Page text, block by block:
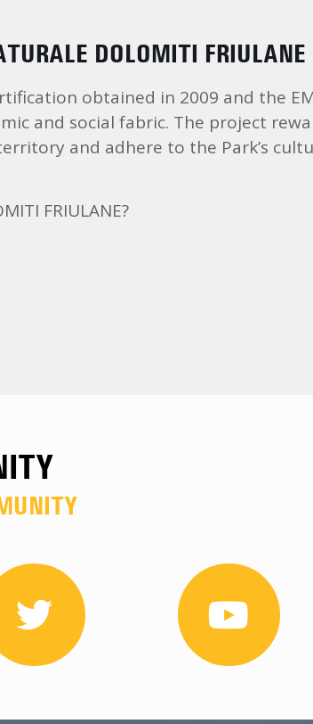
DOLOMITI FRIULANE
obtained in 2009 and the
and social fabric. The project
and adhere to the Park’s
FRIULANE?